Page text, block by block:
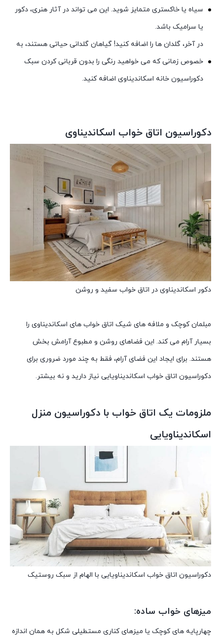
سیاه یا خاکستری متمایز شوید. این می تواند در آثار هنری، دکور
یا سرامیک باشد.
در آخر، گلدان ها را اضافه کنید! گیاهان گلدانی حیاتی هستند، به
خصوص زمانی که می خواهید رنگی را بدون قربانی کردن سبک
دکوراسیون خانه اسکاندیناوی اضافه کنید.
دکوراسیون اتاق خواب اسکاندیناوی
دکور اسکاندیناوی در اتاق خواب سفید و روشن
مبلمان کوچک و ملافه های شیک اتاق خواب های اسکاندیناوی را
بسیار آرام می کند. این فضاهای روشن و مطبوع آرامش بخش
هستند. برای ایجاد این فضای آرام، فقط به چند مورد ضروری برای
دکوراسیون اتاق خواب اسکاندیناویایی نیاز دارید و نه بیشتر.
ملزومات یک اتاق خواب با دکوراسیون منزل
اسکاندیناویایی
دکوراسیون اتاق خواب اسکاندیناویایی با الهام از سبک روستیک
میزهای خواب ساده:
چهارپایه های کوچک یا میزهای کناری مستطیلی شکل به همان اندازه